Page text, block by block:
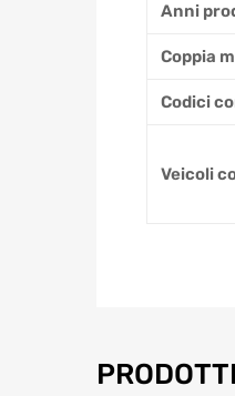
Anni
Coppia
Codici
Veicoli